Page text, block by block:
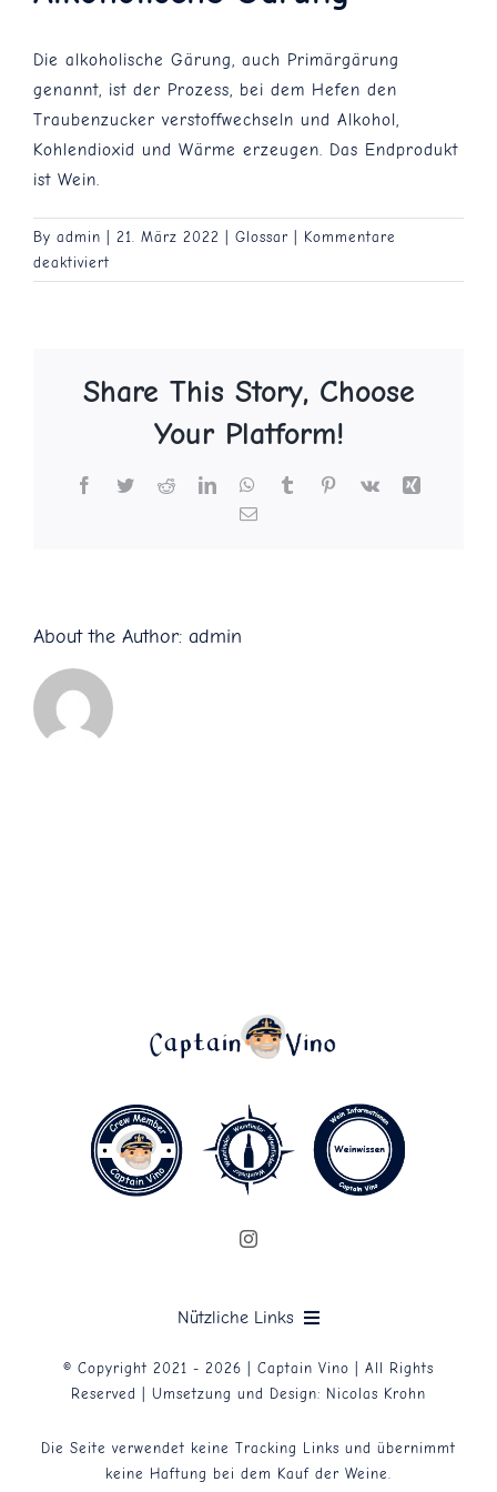
Blog
Kontakt
Die alkoholische Gärung, auch Primärgärung
genannt, ist der Prozess, bei dem Hefen den
Traubenzucker verstoffwechseln und Alkohol,
Kohlendioxid und Wärme erzeugen. Das Endprodukt
ist Wein.
By admin 21. März 2022 Glossar
Kommentare
deaktiviert
Alkoholische
Share This Story, Choose
Your Platform!
Facebook
TwitterReddit LinkedInWhatsApp
TumblrPinterest
Vk
Email
About the Author: admin
Nützliche Links
Datenschutzerklärung
Impressum
© Copyright 2021 - 2026 | Captain Vino | All Rights
Reserved | Umsetzung und Design: Nicolas Krohn
Die Seite verwendet keine Tracking Links und übernimmt
keine Haftung bei dem Kauf der Weine.